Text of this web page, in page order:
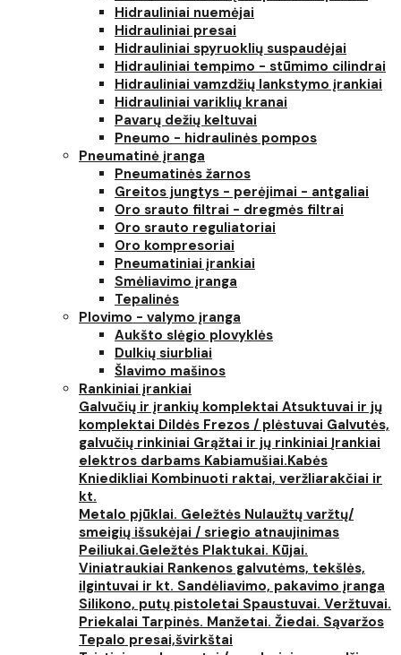
Hidrauliniai nuemėjai
Hidrauliniai presai
Hidrauliniai spyruoklių suspaudėjai
Hidrauliniai tempimo - stūmimo cilindrai
Hidrauliniai vamzdžių lankstymo įrankiai
Hidrauliniai variklių kranai
Pavarų dežių keltuvai
Pneumo - hidraulinės pompos
Pneumatinė įranga
Pneumatinės žarnos
Greitos jungtys - perėjimai - antgaliai
Oro srauto filtrai - dregmės filtrai
Oro srauto reguliatoriai
Oro kompresoriai
Pneumatiniai įrankiai
Smėliavimo įranga
Tepalinės
Plovimo - valymo įranga
Aukšto slėgio plovyklės
Dulkių siurbliai
Šlavimo mašinos
Rankiniai įrankiai
Galvučių ir įrankių komplektai Atsuktuvai ir jų
komplektai Dildės Frezos / plėstuvai Galvutės,
galvučių rinkiniai Grąžtai ir jų rinkiniai Įrankiai
elektros darbams Kabiamušiai.Kabės
Kniedikliai Kombinuoti raktai, veržliarakčiai ir
kt.
Metalo pjūklai. Geležtės Nulaužtų varžtų/
smeigių išsukėjai / sriegio atnaujinimas
Peiliukai.Geležtės Plaktukai. Kūjai.
Viniatraukiai Rankenos galvutėms, tekšlės,
ilgintuvai ir kt. Sandėliavimo, pakavimo įranga
Silikono, putų pistoletai Spaustuvai. Veržtuvai.
Priekalai Tarpinės. Manžetai. Žiedai. Sąvaržos
Tepalo presai,švirkštai